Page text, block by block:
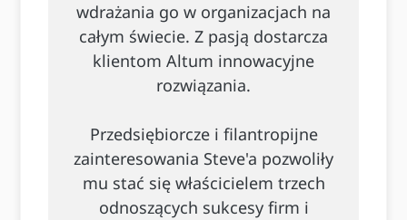
wdrażania go w organizacjach na
całym świecie. Z pasją dostarcza
klientom Altum innowacyjne
rozwiązania.
Przedsiębiorcze i filantropijne
zainteresowania Steve'a pozwoliły
mu stać się właścicielem trzech
odnoszących sukcesy firm i